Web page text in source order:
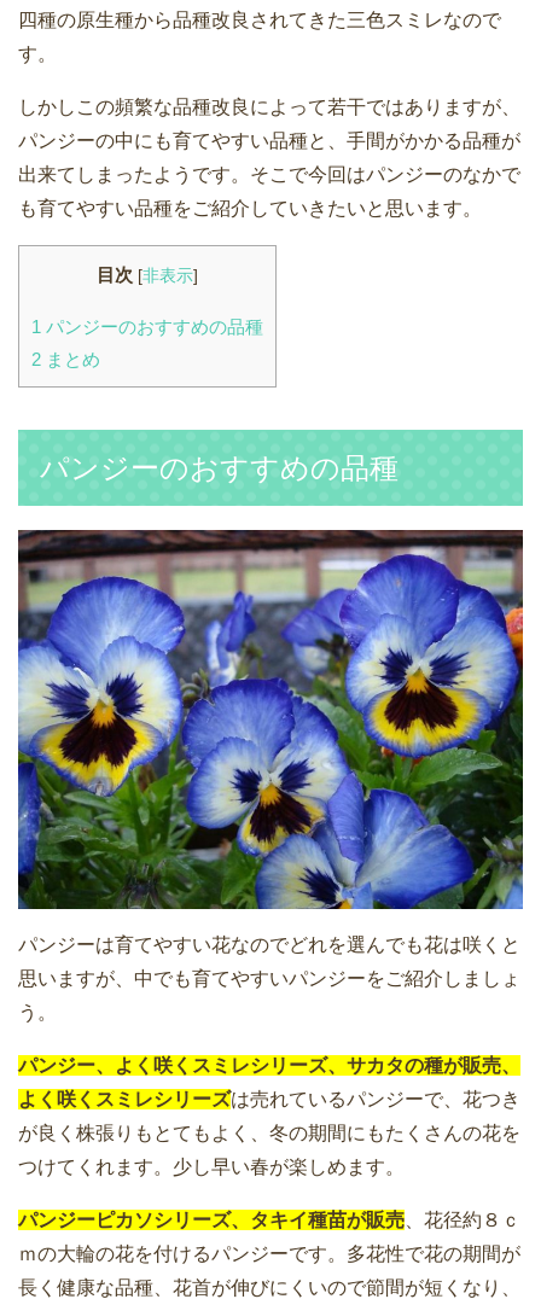
四種の原生種から品種改良されてきた三色スミレなので
す。
しかしこの頻繁な品種改良によって若干ではありますが、
パンジーの中にも育てやすい品種と、手間がかかる品種が
出来てしまったようです。そこで今回はパンジーのなかで
も育てやすい品種をご紹介していきたいと思います。
目次 [非表示]
1 パンジーのおすすめの品種
2 まとめ
パンジーのおすすめの品種
パンジーは育てやすい花なのでどれを選んでも花は咲くと
思いますが、中でも育てやすいパンジーをご紹介しましょ
う。
パンジー、よく咲くスミレシリーズ、サカタの種が販売、
よく咲くスミレシリーズは売れているパンジーで、花つき
が良く株張りもとてもよく、冬の期間にもたくさんの花を
つけてくれます。少し早い春が楽しめます。
パンジーピカソシリーズ、タキイ種苗が販売 、花径約８ｃ
ｍの大輪の花を付けるパンジーです。多花性で花の期間が
長く健康な品種、花首が伸びにくいので節間が短くなり、